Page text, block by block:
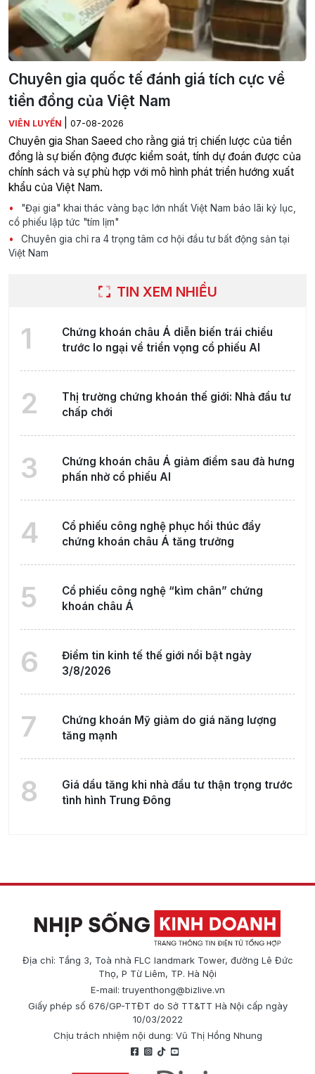
Chuyên gia quốc tế đánh giá tích cực về
tiền đồng của Việt Nam
VIÊN LUYẾN 07-08-2026
Chuyên gia Shan Saeed cho rằng giá trị chiến lược của tiền
đồng là sự biến động được kiểm soát, tính dự đoán được của
chính sách và sự phù hợp với mô hình phát triển hướng xuất
khẩu của Việt Nam.
"Đại gia" khai thác vàng bạc lớn nhất Việt Nam báo lãi kỷ lục,
cổ phiếu lập tức "tím lịm"
Chuyên gia chỉ ra 4 trọng tâm cơ hội đầu tư bất động sản tại
Việt Nam
TIN XEM NHIỀU
1
Chứng khoán châu Á diễn biến trái chiều
trước lo ngại về triển vọng cổ phiếu AI
2
Thị trường chứng khoán thế giới: Nhà đầu tư
chấp chới
3
Chứng khoán châu Á giảm điểm sau đà hưng
phấn nhờ cổ phiếu AI
4
Cổ phiếu công nghệ phục hồi thúc đẩy
chứng khoán châu Á tăng trưởng
5
Cổ phiếu công nghệ “kìm chân” chứng
khoán châu Á
6
Điểm tin kinh tế thế giới nổi bật ngày
3/8/2026
7
Chứng khoán Mỹ giảm do giá năng lượng
tăng mạnh
8
Giá dầu tăng khi nhà đầu tư thận trọng trước
tình hình Trung Đông
Địa chỉ: Tầng 3, Toà nhà FLC landmark Tower, đường Lê Đức
Thọ, P Từ Liêm, TP. Hà Nội
E-mail:truyenthong@bizlive.vn
Giấy phép số 676/GP-TTĐT do Sở TT&TT Hà Nội cấp ngày
10/03/2022
Chịu trách nhiệm nội dung: Vũ Thị Hồng Nhung